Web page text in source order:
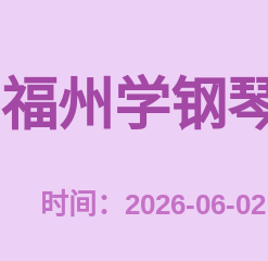
福州学钢
时间：2026-06-